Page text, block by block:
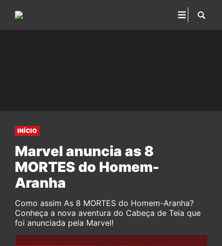
INÍCIO
Marvel anuncia as 8
MORTES do Homem-
Aranha
Como assim As 8 MORTES do Homem-Aranha?
Conheça a nova aventura do Cabeça de Teia que
foi anunciada pela Marvel!